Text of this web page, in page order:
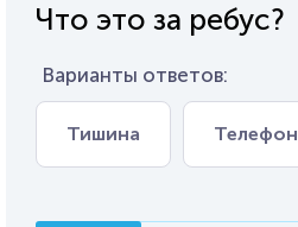
Что это за ребус?
Варианты ответов:
Тишина Телефон